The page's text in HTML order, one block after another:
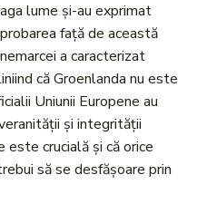
lume și-au exprimat
față de această
a caracterizat
că Groenlanda nu este
Uniunii Europene au
și integrității
crucială și că orice
să se desfășoare prin